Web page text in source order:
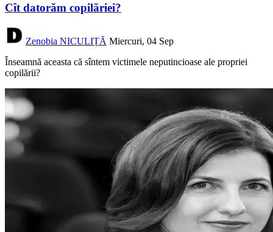
Cît datorăm copilăriei?
Zenobia NICULIȚĂ Miercuri, 04 Sep
Înseamnă aceasta că sîntem victimele neputincioase ale propriei
copilării?